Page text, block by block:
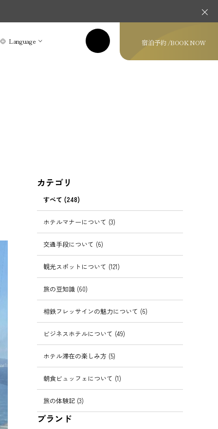
Language 宿泊予約 /BOOK NOW
カテゴリ
すべて (248)
ホテルマナーについて (3)
交通手段について (6)
観光スポットについて (121)
旅の豆知識 (60)
相鉄フレッサインの魅力について (6)
ビジネスホテルについて (49)
ホテル滞在の楽しみ方 (5)
朝食ビュッフェについて (1)
旅の体験記 (3)
ブランド